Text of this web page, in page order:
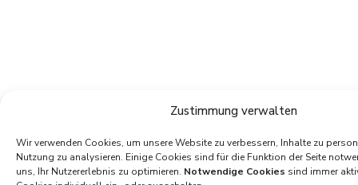
Zustimmung verwalten
Wir verwenden Cookies, um unsere Website zu verbessern, Inhalte zu
Nutzung zu analysieren. Einige Cookies sind für die Funktion der Seite
uns, Ihr Nutzererlebnis zu optimieren. Notwendige Cookies sind immer